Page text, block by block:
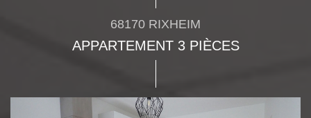
68170 RIXHEIM
APPARTEMENT 3 PIÈCES